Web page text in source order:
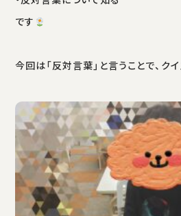
です
今回は「反対言葉」と言うことで、ク